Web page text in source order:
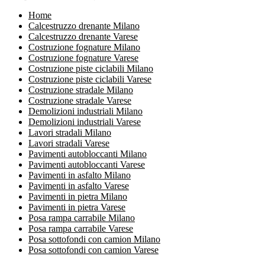
Home
Calcestruzzo drenante Milano
Calcestruzzo drenante Varese
Costruzione fognature Milano
Costruzione fognature Varese
Costruzione piste ciclabili Milano
Costruzione piste ciclabili Varese
Costruzione stradale Milano
Costruzione stradale Varese
Demolizioni industriali Milano
Demolizioni industriali Varese
Lavori stradali Milano
Lavori stradali Varese
Pavimenti autobloccanti Milano
Pavimenti autobloccanti Varese
Pavimenti in asfalto Milano
Pavimenti in asfalto Varese
Pavimenti in pietra Milano
Pavimenti in pietra Varese
Posa rampa carrabile Milano
Posa rampa carrabile Varese
Posa sottofondi con camion Milano
Posa sottofondi con camion Varese